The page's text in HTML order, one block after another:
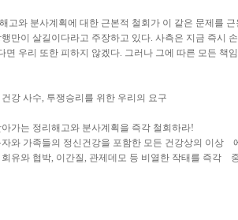
고와 분사계획에 대한 근본적 철회가 이 같은 문제를
만이 살길이다라고 주장하고 있다. 사측은 지금 즉시
면 우리 또한 피하지 않겠다. 그러나 그에 따른 모든 책
강 사수, 투쟁승리를 위한 우리의 요구
가는 정리해고와 분사계획을 즉각 철회하라!
자와 가족들의 정신건강을 포함한 모든 건강상의 이상
회유와 협박, 이간질, 관제데모 등 비열한 작태를 즉각